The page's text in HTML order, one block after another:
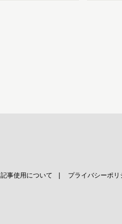
記事使用について プライバシーポリ